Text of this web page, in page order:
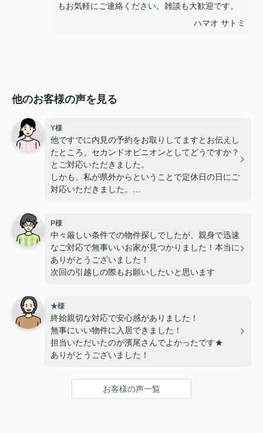
もお気軽にご連絡ください。雑談も大歓迎です。
ハマオ サトミ
他のお客様の声を見る
Y様
他ですでに内見の予約をお取りしてますとお伝えし
たところ、セカンドオピニオンとしてどうですか？
とご対応いただきました。
しかも、私が県外からということで定休日の日にご
対応いただきました。
んなことを教えていただきました！
P様
中々厳しい条件での物件探しでしたが、親身で迅速
なご対応で無事いいお家が見つかりました！本当に
ありがとうございました！
次回の引越しの際もお願いしたいと思います
★様
終始親切な対応で安心感がありました！
無事にいい物件に入居できました！
担当いただいたのが濱尾さんでよかったです★
ありがとうございました！
お客様の声一覧